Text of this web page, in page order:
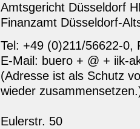
Amtsgericht Düsseldorf
Finanzamt Düsseldorf-
Tel: +49 (0)211/56622-0,
E-Mail: buero + @ + iik-
(Adresse ist als Schutz
wieder
Eulerstr. 50